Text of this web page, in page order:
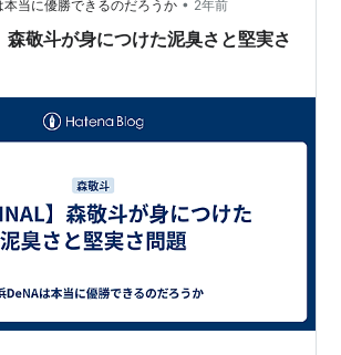
当に優勝できるのだろうか • 2年前
森敬斗が身につけた泥臭さと堅実さ